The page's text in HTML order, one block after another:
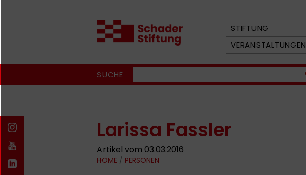
STIFTUNG
VERANSTALTUNGEN
SUCHE
Larissa Fassler
Artikel vom 03.03.2016
HOME / PERSONEN